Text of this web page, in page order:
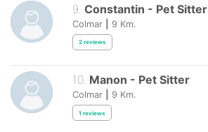
9 Constantin - Pet Sitter
Colmar 9 Km.
2 reviews
10. Manon - Pet Sitter
Colmar 9 Km.
1 reviews